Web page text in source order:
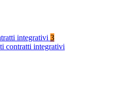
integrativi 3
contratti integrativi